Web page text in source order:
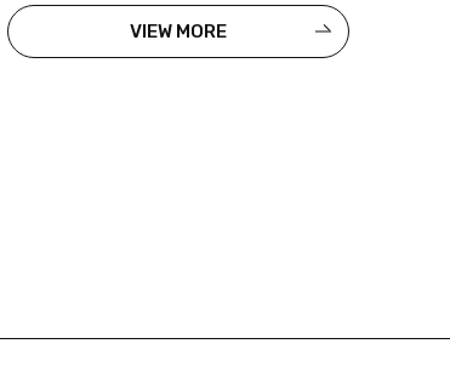
VIEW MORE